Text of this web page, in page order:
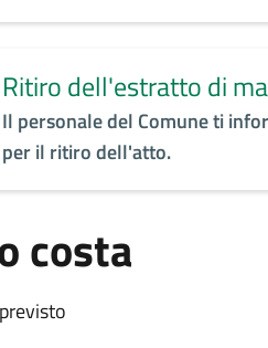
Ritiro dell'estratto di
Il personale del Comune ti
per il ritiro dell'atto.
costa